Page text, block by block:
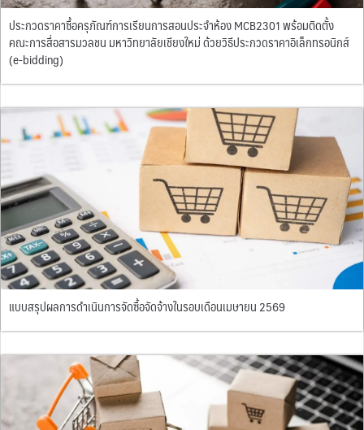
ประกวดราคาซื้อครุภัณฑ์การเรียนการสอนประจำห้อง MCB2301 พร้อมติดตั้ง
คณะการสื่อสารมวลชน มหาวิทยาลัยเชียงใหม่ ด้วยวิธีประกวดราคาอิเล็กทรอนิกส์
(e-bidding)
แบบสรุปผลการดำเนินการจัดซื้อจัดจ้างในรอบเดือนเมษายน 2569